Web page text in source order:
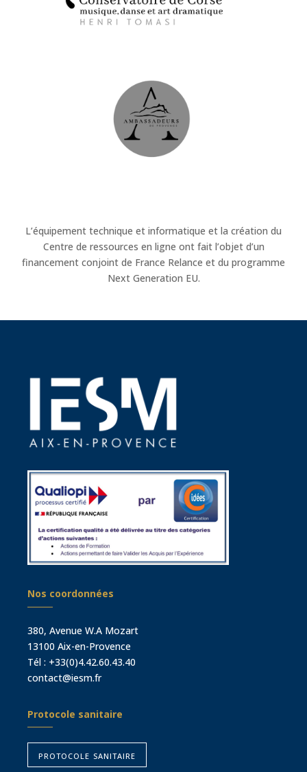
L’équipement technique et informatique et la création du
Centre de ressources en ligne ont fait l’objet d’un
financement conjoint de France Relance et du programme
Next Generation EU.
Nos coordonnées
380, Avenue W.A Mozart
13100 Aix-en-Provence
Tél : +33(0)4.42.60.43.40
contact@iesm.fr
Protocole sanitaire
protocole sanitaire